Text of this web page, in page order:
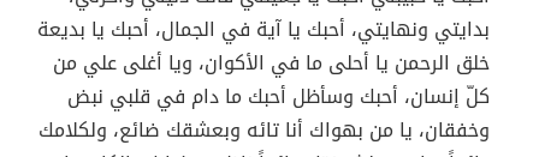
بدايتي ونهايتي، أحبك يا آية في الجمال، أحبك يا بديعة
خلق الرحمن يا أحلى ما في الأكوان، ويا أغلى علي من
كلّ إنسان، أحبك وسأظل أحبك ما دام في قلبي نبض
وخفقان، يا من بهواك أنا تائه وبعشقك ضائع، ولكلامك